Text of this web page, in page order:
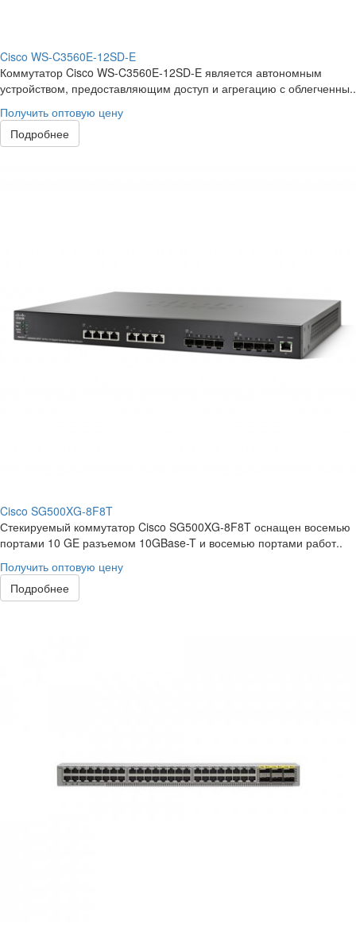
Cisco WS-C3560E-12SD-E
Коммутатор Cisco WS-C3560E-12SD-E является автономным
устройством, предоставляющим доступ и агрегацию с облегченны..
Получить оптовую цену
Подробнее
Cisco SG500XG-8F8T
Стекируемый коммутатор Cisco SG500XG-8F8T оснащен восемью
портами 10 GE разъемом 10GBase-T и восемью портами работ..
Получить оптовую цену
Подробнее